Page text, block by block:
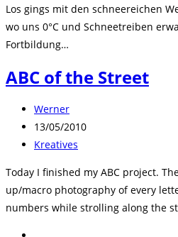
Los gings mit den schneereichen
wo uns 0°C und Schneetreiben
Fortbildung…
ABC of the Street
Beitrags-
Autor:
Werner
Beitrag
veröffentlicht:
13/05/2010
Beitrags-
Kreatives
Today I finished my ABC project.
up/macro photography of every
numbers while strolling along the